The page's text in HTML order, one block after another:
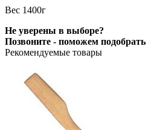
Вес 1400г
Не уверены в выборе?
Позвоните - поможем
Рекомендуемые товары